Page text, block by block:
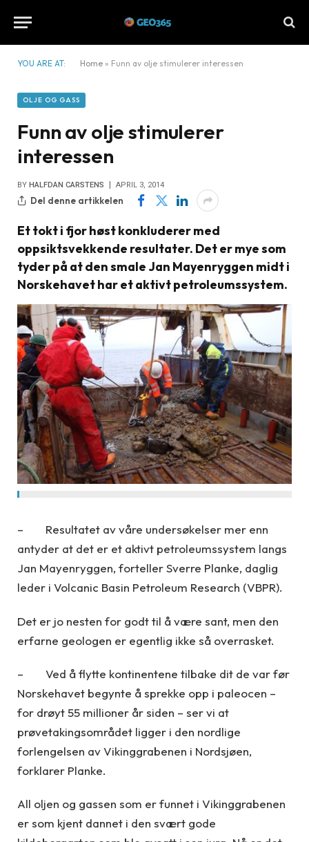
YOU ARE AT: Home » Funn av olje stimulerer interessen
OLJE OG GASS
Funn av olje stimulerer
interessen
BY HALFDAN CARSTENS APRIL 3, 2014
Del denne artikkelen
Et tokt i fjor høst konkluderer med
oppsiktsvekkende resultater. Det er mye som
tyder på at den smale Jan Mayenryggen midt i
Norskehavet har et aktivt petroleumssystem.
– Resultatet av våre undersøkelser mer enn
antyder at det er et aktivt petroleumssystem langs
Jan Mayenryggen, forteller Sverre Planke, daglig
leder i Volcanic Basin Petroleum Research (VBPR).
Det er jo nesten for godt til å være sant, men den
erfarne geologen er egentlig ikke så overrasket.
– Ved å flytte kontinentene tilbake dit de var før
Norskehavet begynte å sprekke opp i paleocen –
for drøyt 55 millioner år siden – ser vi at
prøvetakingsområdet ligger i den nordlige
forlengelsen av Vikinggrabenen i Nordsjøen,
forklarer Planke.
All oljen og gassen som er funnet i Vikinggrabenen
er som kjent dannet i den svært gode